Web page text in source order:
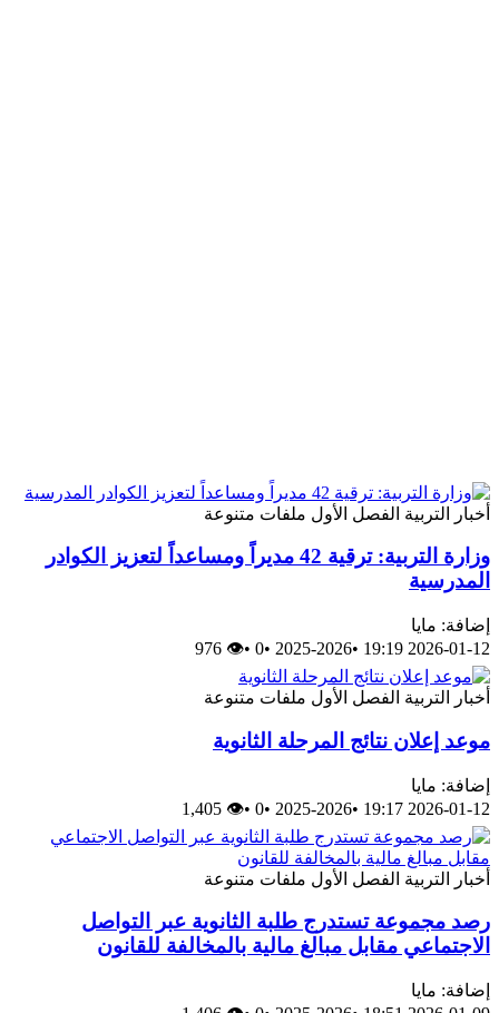
أخبار التربية الفصل الأول ملفات متنوعة
وزارة التربية: ترقية 42 مديراً ومساعداً لتعزيز الكوادر
المدرسية
إضافة: مايا
2026-01-12 19:19
•
2025-2026
•
0
•
👁 976
أخبار التربية الفصل الأول ملفات متنوعة
موعد إعلان نتائج المرحلة الثانوية
إضافة: مايا
2026-01-12 19:17
•
2025-2026
•
0
•
👁 1,405
أخبار التربية الفصل الأول ملفات متنوعة
رصد مجموعة تستدرج طلبة الثانوية عبر التواصل
الاجتماعي مقابل مبالغ مالية بالمخالفة للقانون
إضافة: مايا